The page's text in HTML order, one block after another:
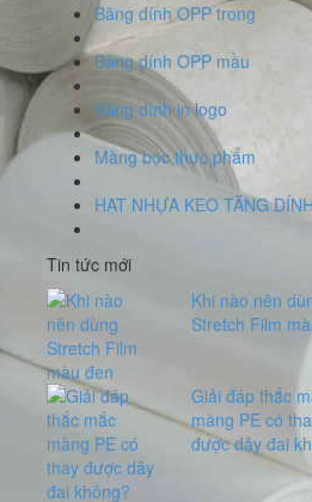
Băng dính OPP trong
Băng dính OPP mầu
Băng dính in logo
Màng bọc thực phẩm
HẠT NHỰA KEO TĂNG
Tin tức mới
Khi nào nên
Stretch Film
Giải đáp thắc
màng PE có
được dây đai